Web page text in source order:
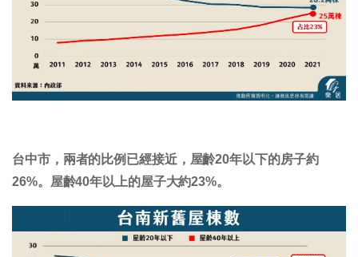
台中市，兩者的比例已經接近，屋齡20年以下的房子約
26%。屋齡40年以上的屋子大約23%。